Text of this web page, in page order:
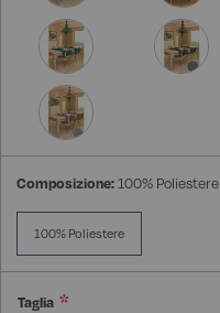
Composizione:100% Poliestere
100% Poliestere
Taglia